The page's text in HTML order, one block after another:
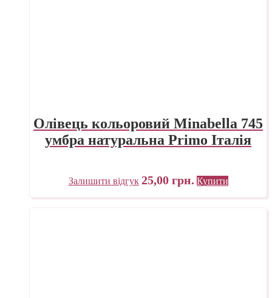
Олівець кольоровий Minabella 745
умбра натуральна Primo Італія
Залишити відгук 25,00 грн. Купити